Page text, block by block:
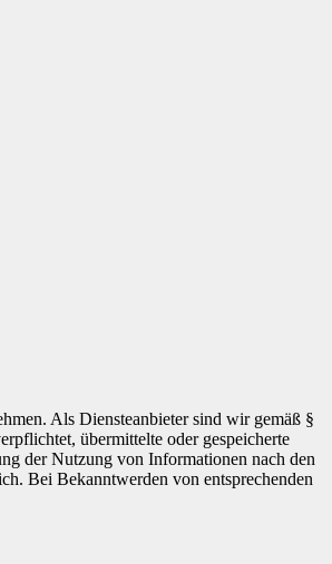
Als Diensteanbieter sind wir gemäß §
übermittelte oder gespeicherte
der Nutzung von Informationen nach den
Bei Bekanntwerden von entsprechenden